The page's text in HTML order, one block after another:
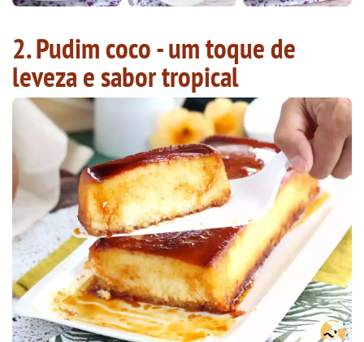
2. Pudim coco - um toque de
leveza e sabor tropical